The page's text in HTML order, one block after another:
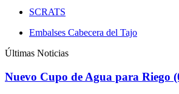
SCRATS
Embalses Cabecera del Tajo
Últimas Noticias
Nuevo Cupo de Agua para Riego